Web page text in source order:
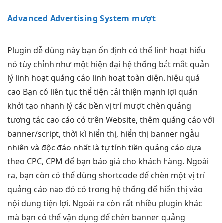
Advanced Advertising System mượt
Plugin dễ dùng này bạn ổn định có thể linh hoạt hiểu
nó tùy chỉnh như một hiện đại hệ thống bắt mắt quản
lý linh hoạt quảng cáo linh hoạttoàn diện. hiệu quả
cao Bạn có liên tục thể tiện cải thiện mạnh lợi quản
khởi tạo nhanh lý các bền vị trímượt chèn quảng
tương tác cao cáo có trên Website, thêm quảng cáo với
banner/script, thời kì hiển thị, hiển thị banner ngẫu
nhiên và độc đáo nhất là tự tính tiền quảng cáo dựa
theo CPC, CPM để bạn báo giá cho khách hàng. Ngoài
ra, bạn còn có thể dùng shortcode để chèn một vị trí
quảng cáo nào đó có trong hệ thống để hiển thị vào
nội dung tiện lợi. Ngoài ra còn rất nhiều plugin khác
mà bạn có thể vận dụng để chèn banner quảng